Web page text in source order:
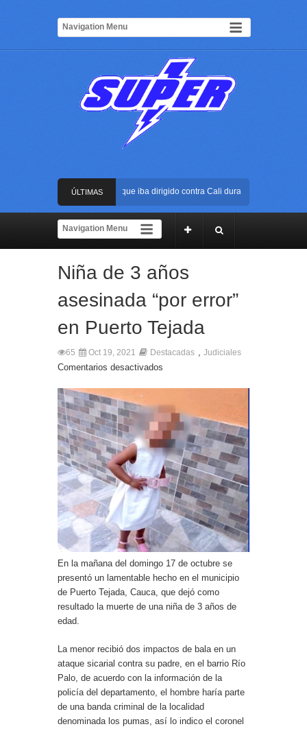
ÚLTIMAS
NOTICIAS
atentado con bus bomba que iba dirigido contra Cali durante la posesión
USC será el escenario de la posesión presidencial de Abelardo de la
reacción policial evitó que presunto agresor escapara tras atacar a una mujer
atentado con bus bomba que iba dirigido contra Cali durante la posesión
Niña de 3 años
asesinada “por error”
en Puerto Tejada
65 Oct 19, 2021 Destacadas , Judiciales
Comentarios desactivados
En la mañana del domingo 17 de octubre se
presentó un lamentable hecho en el municipio
de Puerto Tejada, Cauca, que dejó como
resultado la muerte de una niña de 3 años de
edad.
La menor recibió dos impactos de bala en un
ataque sicarial contra su padre, en el barrio Río
Palo, de acuerdo con la información de la
policía del departamento, el hombre haría parte
de una banda criminal de la localidad
denominada los pumas, así lo indico el coronel